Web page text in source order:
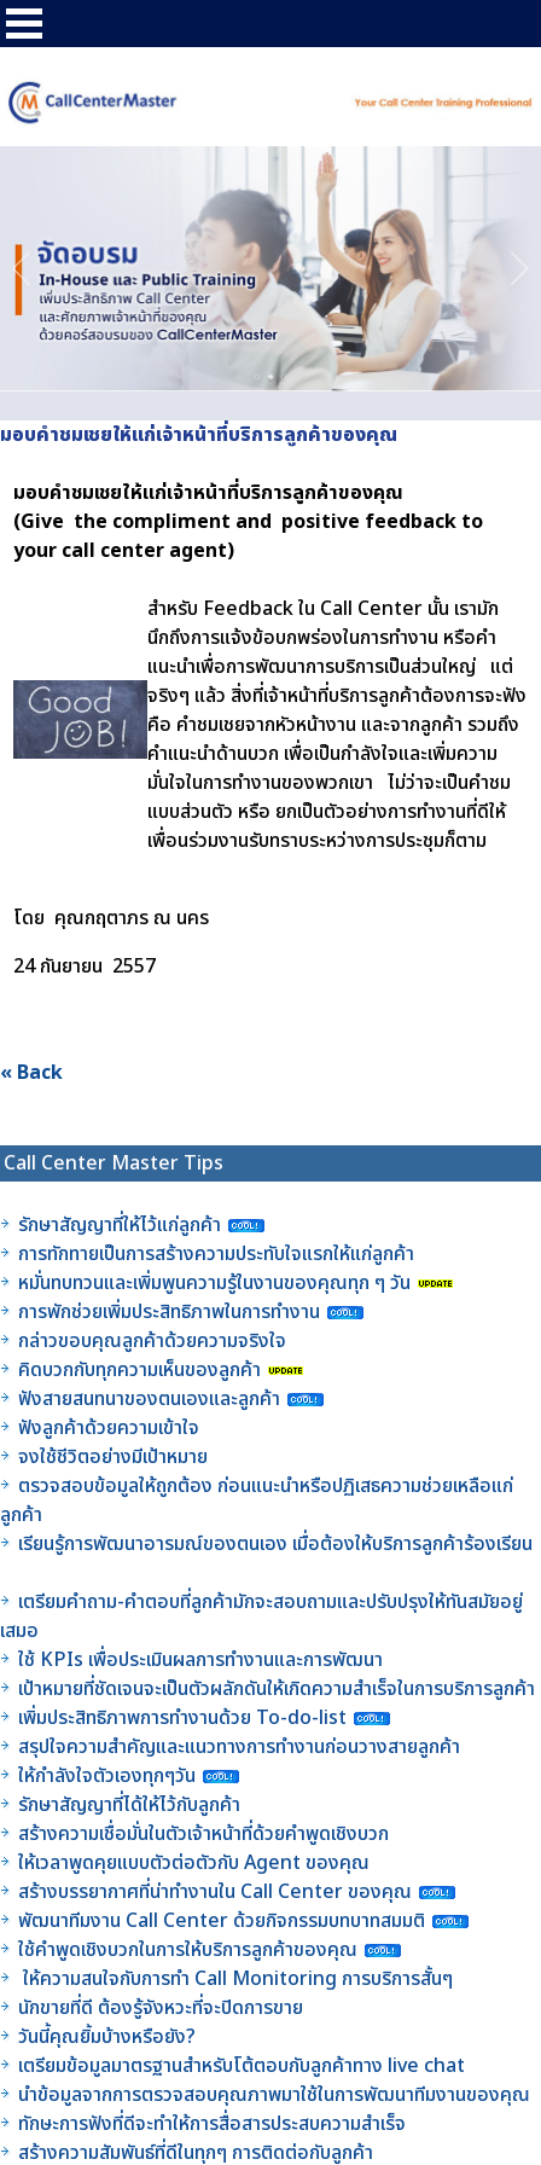
มอบคำชมเชยให้แก่เจ้าหน้าที่บริการลูกค้าของคุณ
มอบคำชมเชยให้แก่เจ้าหน้าที่บริการลูกค้าของคุณ
(Give the compliment and positive feedback to
your call center agent)
สำหรับ Feedback ใน Call Center นั้น เรามัก
นึกถึงการแจ้งข้อบกพร่องในการทำงาน หรือคำ
แนะนำเพื่อการพัฒนาการบริการเป็นส่วนใหญ่ แต่
จริงๆ แล้ว สิ่งที่เจ้าหน้าที่บริการลูกค้าต้องการจะฟัง
คือ คำชมเชยจากหัวหน้างาน และจากลูกค้า รวมถึง
คำแนะนำด้านบวก เพื่อเป็นกำลังใจและเพิ่มความ
มั่นใจในการทำงานของพวกเขา ไม่ว่าจะเป็นคำชม
แบบส่วนตัว หรือ ยกเป็นตัวอย่างการทำงานที่ดีให้
เพื่อนร่วมงานรับทราบระหว่างการประชุมก็ตาม
โดย คุณกฤตาภร ณ นคร
24 กันยายน 2557
« Back
Call Center Master Tips
รักษาสัญญาที่ให้ไว้แก่ลูกค้า
การทักทายเป็นการสร้างความประทับใจแรกให้แก่ลูกค้า
หมั่นทบทวนและเพิ่มพูนความรู้ในงานของคุณทุก ๆ วัน
การพักช่วยเพิ่มประสิทธิภาพในการทำงาน
กล่าวขอบคุณลูกค้าด้วยความจริงใจ
คิดบวกกับทุกความเห็นของลูกค้า
ฟังสายสนทนาของตนเองและลูกค้า
ฟังลูกค้าด้วยความเข้าใจ
จงใช้ชีวิตอย่างมีเป้าหมาย
ตรวจสอบข้อมูลให้ถูกต้อง ก่อนแนะนำหรือปฏิเสธความช่วยเหลือแก่
ลูกค้า
เรียนรู้การพัฒนาอารมณ์ของตนเอง เมื่อต้องให้บริการลูกค้าร้องเรียน
เตรียมคำถาม-คำตอบที่ลูกค้ามักจะสอบถามและปรับปรุงให้ทันสมัยอยู่
เสมอ
ใช้ KPIs เพื่อประเมินผลการทำงานและการพัฒนา
เป้าหมายที่ชัดเจนจะเป็นตัวผลักดันให้เกิดความสำเร็จในการบริการลูกค้า
เพิ่มประสิทธิภาพการทำงานด้วย To-do-list
สรุปใจความสำคัญและแนวทางการทำงานก่อนวางสายลูกค้า
ให้กำลังใจตัวเองทุกๆวัน
รักษาสัญญาที่ได้ให้ไว้กับลูกค้า
สร้างความเชื่อมั่นในตัวเจ้าหน้าที่ด้วยคำพูดเชิงบวก
ให้เวลาพูดคุยแบบตัวต่อตัวกับ Agent ของคุณ
สร้างบรรยากาศที่น่าทำงานใน Call Center ของคุณ
พัฒนาทีมงาน Call Center ด้วยกิจกรรมบทบาทสมมติ
ใช้คำพูดเชิงบวกในการให้บริการลูกค้าของคุณ
ให้ความสนใจกับการทำ Call Monitoring การบริการสั้นๆ
นักขายที่ดี ต้องรู้จังหวะที่จะปิดการขาย
วันนี้คุณยิ้มบ้างหรือยัง?
เตรียมข้อมูลมาตรฐานสำหรับโต้ตอบกับลูกค้าทาง live chat
นำข้อมูลจากการตรวจสอบคุณภาพมาใช้ในการพัฒนาทีมงานของคุณ
ทักษะการฟังที่ดีจะทำให้การสื่อสารประสบความสำเร็จ
สร้างความสัมพันธ์ที่ดีในทุกๆ การติดต่อกับลูกค้า